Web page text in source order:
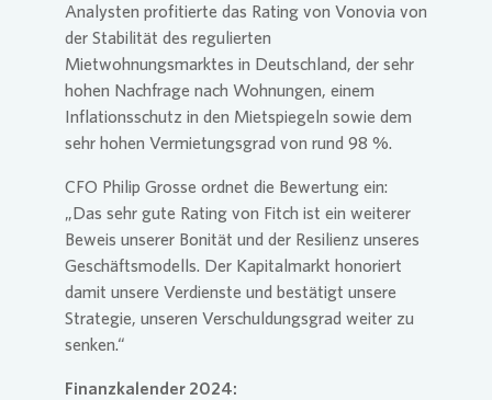
Analysten profitierte das Rating von Vonovia von
der Stabilität des regulierten
Mietwohnungsmarktes in Deutschland, der sehr
hohen Nachfrage nach Wohnungen, einem
Inflationsschutz in den Mietspiegeln sowie dem
sehr hohen Vermietungsgrad von rund 98 %.
CFO Philip Grosse ordnet die Bewertung ein:
„Das sehr gute Rating von Fitch ist ein weiterer
Beweis unserer Bonität und der Resilienz unseres
Geschäftsmodells. Der Kapitalmarkt honoriert
damit unsere Verdienste und bestätigt unsere
Strategie, unseren Verschuldungsgrad weiter zu
senken.“
Finanzkalender 2024: